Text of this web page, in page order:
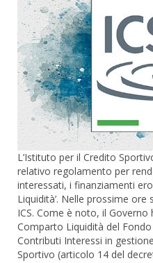
L’Istituto per il Credito
relativo regolamento per
interessati, i finanziamenti
Liquidità’. Nelle prossime
ICS. Come è noto, il
Comparto Liquidità del
Contributi Interessi in
Sportivo (articolo 14 del